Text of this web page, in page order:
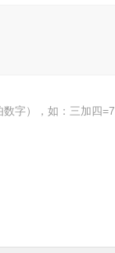
字），如：三加四=7